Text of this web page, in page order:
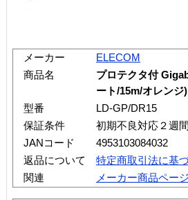
メーカー
ELECOM
商品名
プロテクタ付
ート/15m/オレンジ)
型番
LD-GP/DR15
保証条件
初期不良対応２週
JANコード
4953103084032
返品について
特定商取引法に基
関連
メーカー商品ペー